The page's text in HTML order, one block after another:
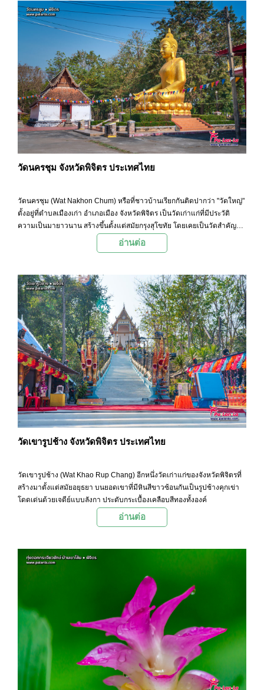
วัดนครชุม จังหวัดพิจิตร ประเทศไทย
วัดนครชุม (Wat Nakhon Chum) หรือที่ชาวบ้านเรียกกันติดปากว่า "วัดใหญ่"
ตั้งอยู่ที่ตำบลเมืองเก่า อำเภอเมือง จังหวัดพิจิตร เป็นวัดเก่าแก่ที่มีประวัติ
ความเป็นมายาวนาน สร้างขึ้นตั้งแต่สมัยกรุงสุโขทัย โดยเคยเป็นวัดสำคัญ
อ่านต่อ
วัดเขารูปช้าง จังหวัดพิจิตร ประเทศไทย
วัดเขารูปช้าง (Wat Khao Rup Chang) อีกหนึ่งวัดเก่าแก่ของจังหวัดพิจิตรที่
สร้างมาตั้งแต่สมัยอยุธยา บนยอดเขาที่มีหินสีขาวซ้อนกันเป็นรูปช้างคุกเข่า
โดดเด่นด้วยเจดีย์แบบลังกา ประดับกระเบื้องเคลือบสีทองทั้งองค์
อ่านต่อ